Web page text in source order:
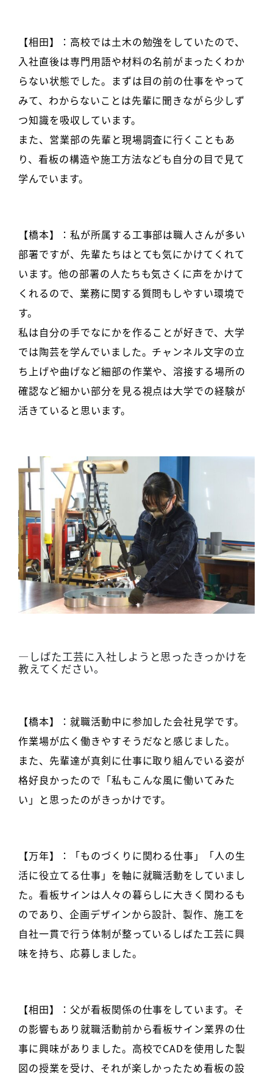
【相田】：高校では土木の勉強をしていたので、
入社直後は専門用語や材料の名前がまったくわか
らない状態でした。まずは目の前の仕事をやって
みて、わからないことは先輩に聞きながら少しず
つ知識を吸収しています。
また、営業部の先輩と現場調査に行くこともあ
り、看板の構造や施工方法なども自分の目で見て
学んでいます。
【橋本】：私が所属する工事部は職人さんが多い
部署ですが、先輩たちはとても気にかけてくれて
います。他の部署の人たちも気さくに声をかけて
くれるので、業務に関する質問もしやすい環境で
す。
私は自分の手でなにかを作ることが好きで、大学
では陶芸を学んでいました。チャンネル文字の立
ち上げや曲げなど細部の作業や、溶接する場所の
確認など細かい部分を見る視点は大学での経験が
活きていると思います。
― しばた工芸に入社しようと思ったきっかけを
教えてください。
【橋本】：就職活動中に参加した会社見学です。
作業場が広く働きやすそうだなと感じました。
また、先輩達が真剣に仕事に取り組んでいる姿が
格好良かったので「私もこんな風に働いてみた
い」と思ったのがきっかけです。
【万年】：「ものづくりに関わる仕事」「人の生
活に役立てる仕事」を軸に就職活動をしていまし
た。看板サインは人々の暮らしに大きく関わるも
のであり、企画デザインから設計、製作、施工を
自社一貫で行う体制が整っているしばた工芸に興
味を持ち、応募しました。
【相田】：父が看板関係の仕事をしています。そ
の影響もあり就職活動前から看板サイン業界の仕
事に興味がありました。高校でCADを使用した製
図の授業を受け、それが楽しかったため看板の設